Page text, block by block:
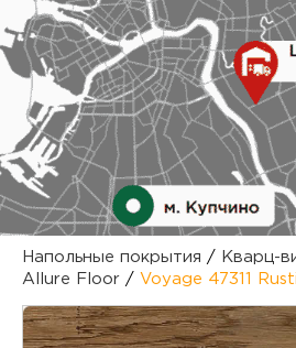
Напольные покрытия / Кварц-
Allure Floor / Voyage 47311